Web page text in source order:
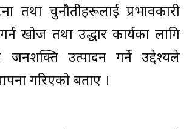
तथा चुनौतीहरूलाई प्रभावकारी
खोज तथा उद्धार कार्यका लागि
जनशक्ति उत्पादन गर्ने उद्देश्यले
गरिएको बताए ।